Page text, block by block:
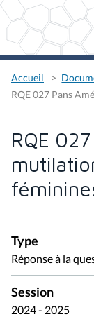
Accueil
RQE 027 Pans
RQE
Type
Réponse à la
Session
2024 - 2025